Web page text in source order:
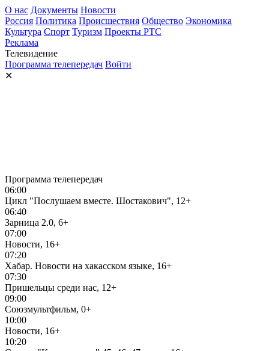
О нас Документы Новости
Россия Политика Происшествия Общество Экономика
Культура Спорт Туризм Проекты РТС
Реклама
Телевидение
Программа телепередач Войти
✕
Программа телепередач
06:00
Цикл "Послушаем вместе. Шостакович", 12+
06:40
Зарница 2.0, 6+
07:00
Новости, 16+
07:20
Хабар. Новости на хакасском языке, 16+
07:30
Пришельцы среди нас, 12+
09:00
Союзмультфильм, 0+
10:00
Новости, 16+
10:20